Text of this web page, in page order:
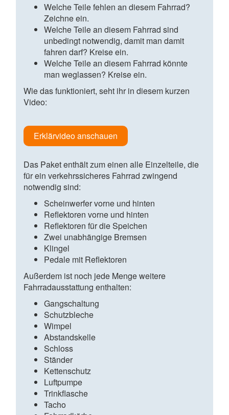
Welche Teile fehlen an diesem Fahrrad?
Zeichne ein.
Welche Teile an diesem Fahrrad sind
unbedingt notwendig, damit man damit
fahren darf? Kreise ein.
Welche Teile an diesem Fahrrad könnte
man weglassen? Kreise ein.
Wie das funktioniert, seht ihr in diesem kurzen
Video:
Erklärvideo anschauen
Das Paket enthält zum einen alle Einzelteile, die
für ein verkehrssicheres Fahrrad zwingend
notwendig sind:
Scheinwerfer vorne und hinten
Reflektoren vorne und hinten
Reflektoren für die Speichen
Zwei unabhängige Bremsen
Klingel
Pedale mit Reflektoren
Außerdem ist noch jede Menge weitere
Fahrradausstattung enthalten:
Gangschaltung
Schutzbleche
Wimpel
Abstandskelle
Schloss
Ständer
Kettenschutz
Luftpumpe
Trinkflasche
Tacho